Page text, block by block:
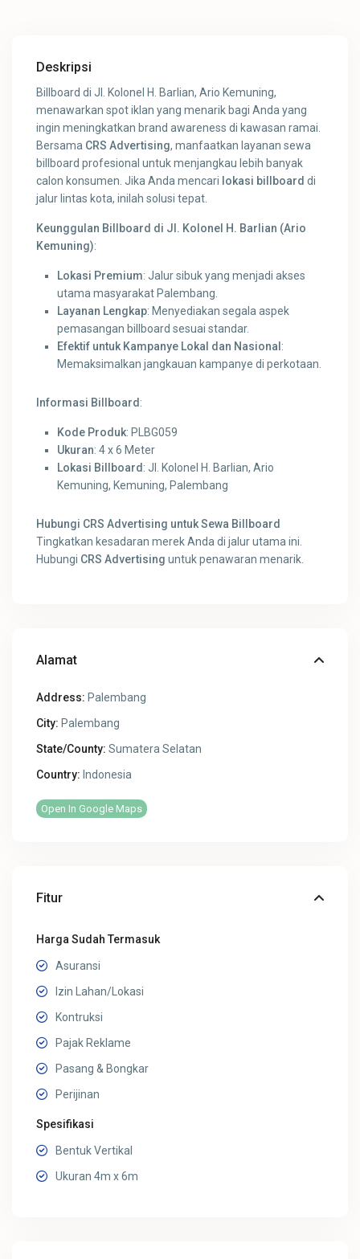
Deskripsi
Billboard di Jl. Kolonel H. Barlian, Ario Kemuning,
menawarkan spot iklan yang menarik bagi Anda yang
ingin meningkatkan brand awareness di kawasan ramai.
Bersama CRS Advertising, manfaatkan layanan sewa
billboard profesional untuk menjangkau lebih banyak
calon konsumen. Jika Anda mencari lokasi billboard di
jalur lintas kota, inilah solusi tepat.
Keunggulan Billboard di Jl. Kolonel H. Barlian (Ario
Kemuning):
Lokasi Premium: Jalur sibuk yang menjadi akses
utama masyarakat Palembang.
Layanan Lengkap: Menyediakan segala aspek
pemasangan billboard sesuai standar.
Efektif untuk Kampanye Lokal dan Nasional :
Memaksimalkan jangkauan kampanye di perkotaan.
Informasi Billboard :
Kode Produk: PLBG059
Ukuran: 4 x 6 Meter
Lokasi Billboard : Jl. Kolonel H. Barlian, Ario
Kemuning, Kemuning, Palembang
Hubungi CRS Advertising untuk Sewa Billboard
Tingkatkan kesadaran merek Anda di jalur utama ini.
Hubungi CRS Advertising untuk penawaran menarik.
Alamat
Address: Palembang
City: Palembang
State/County: Sumatera Selatan
Country: Indonesia
Open In Google Maps
Fitur
Harga Sudah Termasuk
Asuransi
Izin Lahan/Lokasi
Kontruksi
Pajak Reklame
Pasang & Bongkar
Perijinan
Spesifikasi
Bentuk Vertikal
Ukuran 4m x 6m